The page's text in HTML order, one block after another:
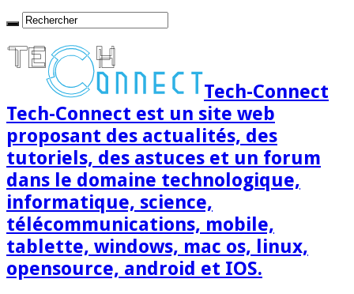
Tech-Connect
Tech-Connect est un site web
proposant des actualités, des
tutoriels, des astuces et un forum
dans le domaine technologique,
informatique, science,
télécommunications, mobile,
tablette, windows, mac os, linux,
opensource, android et IOS.